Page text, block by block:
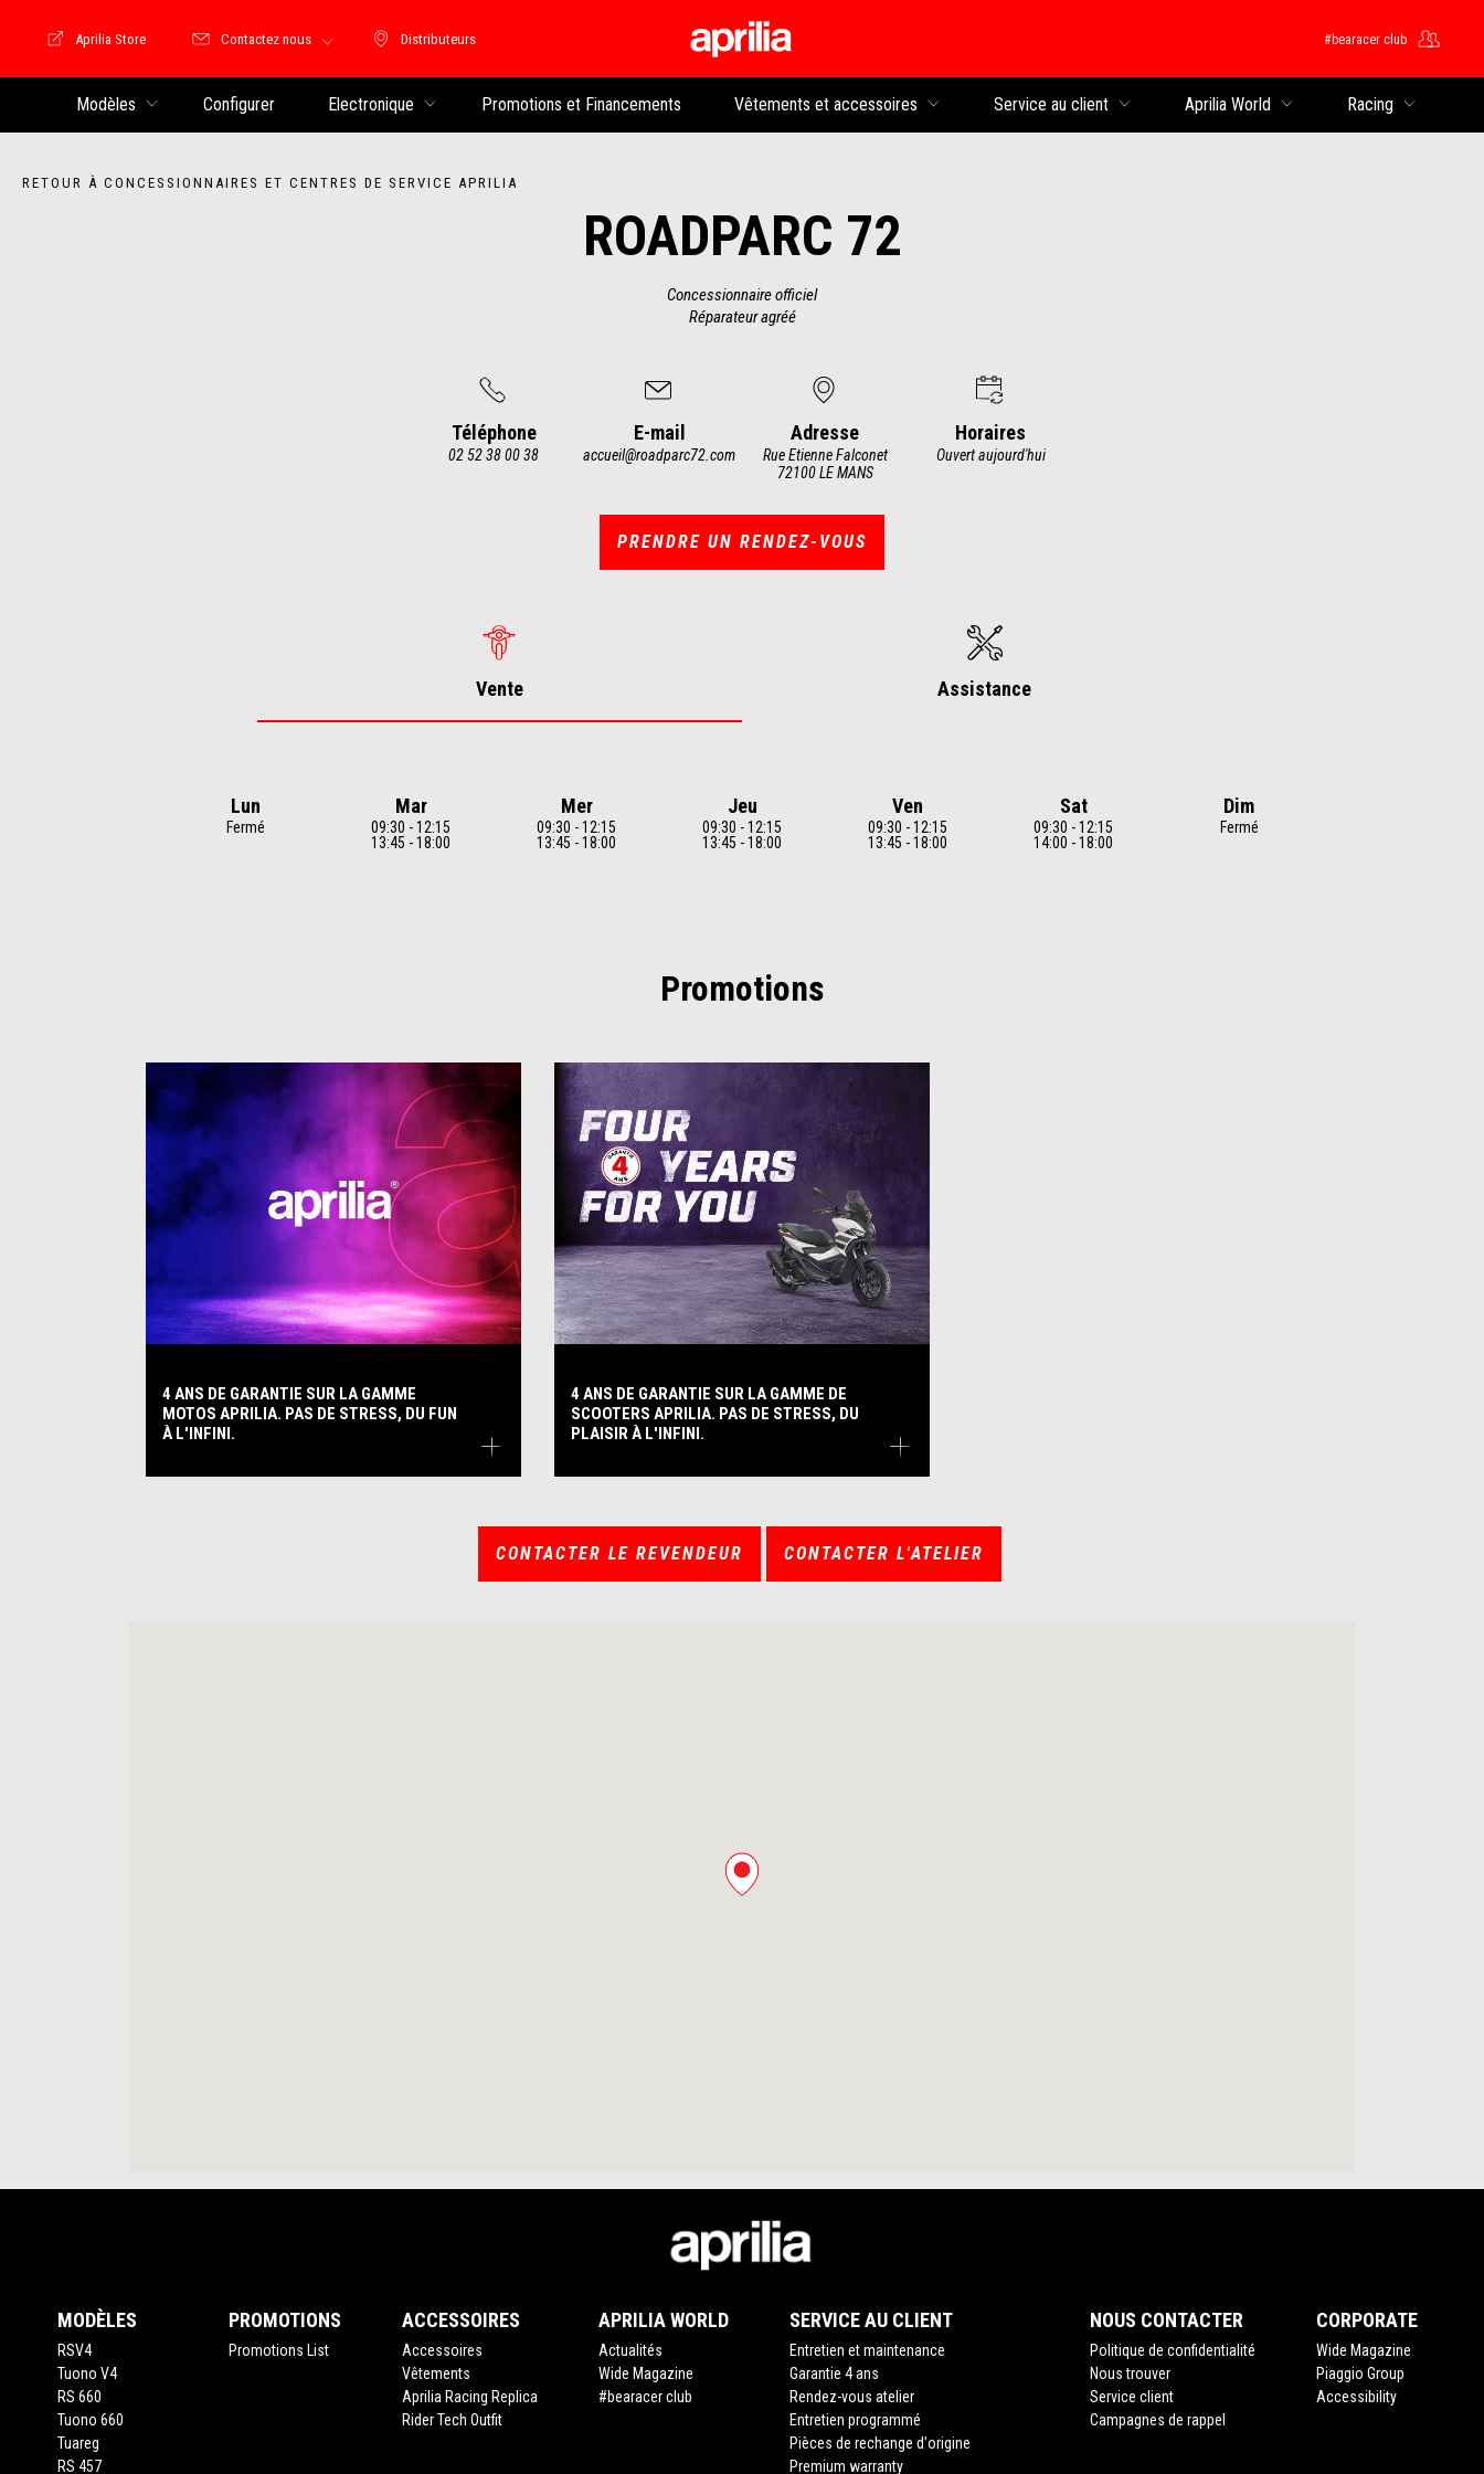
Distributeurs
Distributeurs
Store Motoguzzi
Aprilia Store Contactez nous #bearacer club
Modèles Configurer Electronique Promotions et Financements Vêtements et accessoires Service au client Aprilia World Racing
RETOUR À CONCESSIONNAIRES ET CENTRES DE SERVICE APRILIA
ROADPARC 72
Concessionnaire officiel
Réparateur agréé
Téléphone
02 52 38 00 38
E-mail
accueil@roadparc72.com
Adresse
Rue Etienne Falconet
72100 LE MANS
Horaires
Ouvert aujourd'hui
PRENDRE UN RENDEZ-VOUS
Vente Assistance
Lun
Fermé
Mar
09:30 - 12:15
13:45 - 18:00
Mer
09:30 - 12:15
13:45 - 18:00
Jeu
09:30 - 12:15
13:45 - 18:00
Ven
09:30 - 12:15
13:45 - 18:00
Sat
09:30 - 12:15
14:00 - 18:00
Dim
Fermé
Promotions
4 ANS DE GARANTIE SUR LA GAMME
MOTOS APRILIA. PAS DE STRESS, DU FUN
À L'INFINI.
4 ANS DE GARANTIE SUR LA GAMME DE
SCOOTERS APRILIA. PAS DE STRESS, DU
PLAISIR À L'INFINI.
CONTACTER LE REVENDEUR CONTACTER L'ATELIER
MODÈLES
RSV4
Tuono V4
RS 660
Tuono 660
Tuareg
RS 457
PROMOTIONS
Promotions List
ACCESSOIRES
Accessoires
Vêtements
Aprilia Racing Replica
Rider Tech Outfit
APRILIA WORLD
Actualités
Wide Magazine
#bearacer club
SERVICE AU CLIENT
Entretien et maintenance
Garantie 4 ans
Rendez-vous atelier
Entretien programmé
Pièces de rechange d'origine
Premium warranty
NOUS CONTACTER
Politique de confidentialité
Nous trouver
Service client
Campagnes de rappel
CORPORATE
Wide Magazine
Piaggio Group
Accessibility